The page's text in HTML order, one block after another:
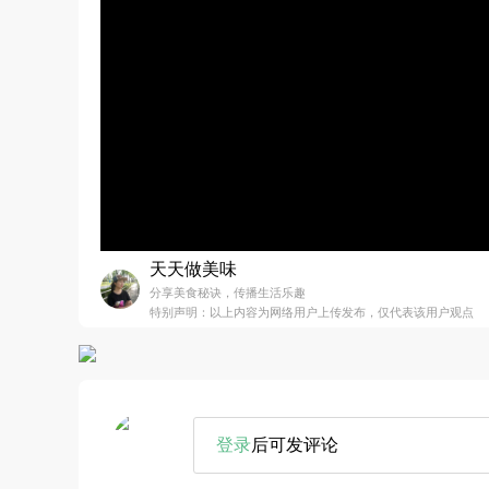
天天做美味
分享美食秘诀，传播生活乐趣
特别声明：以上内容为网络用户上传发布，仅代表该用户观点
登录后可发评论